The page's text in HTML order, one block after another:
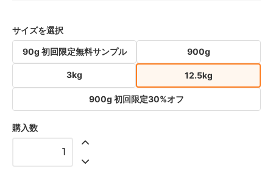
サイズを選択
90g 初回限定無料サンプル 900g
3kg 12.5kg
900g 初回限定30%オフ
購入数